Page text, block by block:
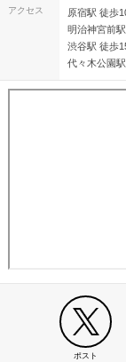
アクセス
原宿駅 徒歩
明治神宮前
渋谷駅 徒歩
代々木公園
ポスト